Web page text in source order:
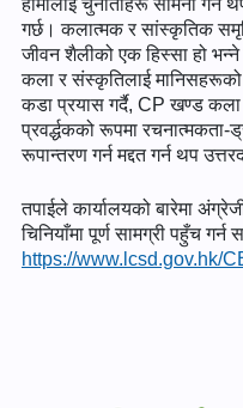
हामीलाई चुनौतीहरू सामना
गर्छ। कलात्मक र सांस्कृतिक
जीवन शैलीको एक हिस्सा हो भन्ने
कला र संस्कृतिलाई मानिसहरूको
कडा प्रयास गर्दै, CP खण्ड
प्रवर्द्धकको रूपमा रचनात्मकता-
रूपान्तरण गर्न मद्दत गर्न थप
तपाईले कार्यालयको बारेमा
चिनियाँमा पूर्ण सामग्री पहुँच गर्न
https://www.lcsd.gov.hk/